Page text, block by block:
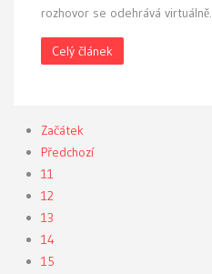
rozhovor se odehrává virtuálně.
Celý článek
Začátek
Předchozí
11
12
13
14
15